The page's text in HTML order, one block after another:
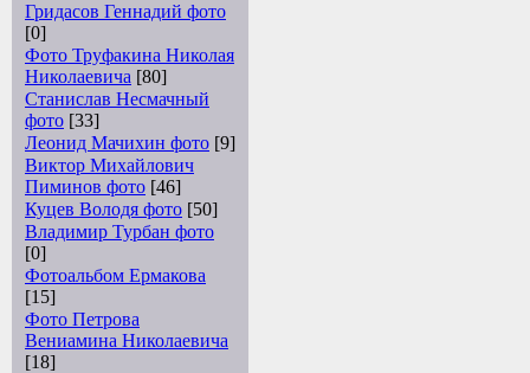
Гридасов Геннадий фото
[0]
Фото Труфакина Николая
Николаевича [80]
Станислав Несмачный
фото [33]
Леонид Мачихин фото [9]
Виктор Михайлович
Пиминов фото [46]
Куцев Володя фото [50]
Владимир Турбан фото
[0]
Фотоальбом Ермакова
[15]
Фото Петрова
Вениамина Николаевича
[18]